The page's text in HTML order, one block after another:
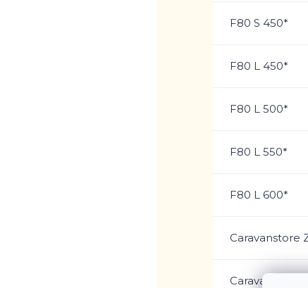
F80 S 450*
F80 L 450*
F80 L 500*
F80 L 550*
F80 L 600*
Caravanstore
Caravanstore